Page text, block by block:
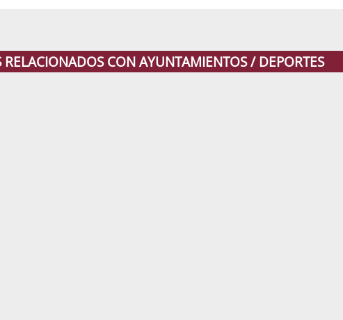
RELACIONADOS CON AYUNTAMIENTOS / DEPORTES